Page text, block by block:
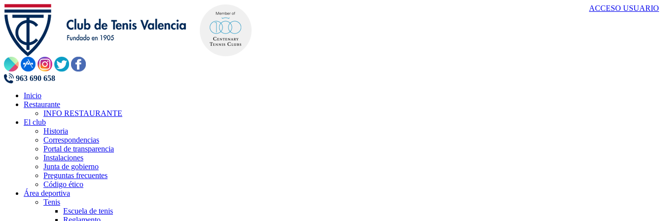
ACCESO USUARIO
963 690 658
Inicio
Restaurante
INFO RESTAURANTE
El club
Historia
Correspondencias
Portal de transparencia
Instalaciones
Junta de gobierno
Preguntas frecuentes
Código ético
Área deportiva
Tenis
Escuela de tenis